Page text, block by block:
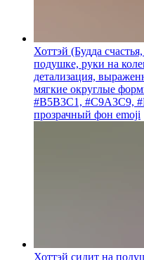
Хоттэй (Будда
подушке, руки на
детализация,
мягкие округлые
#B5B3C1, #C9A3C9,
прозрачный фон emoji
Хоттэй сидит на